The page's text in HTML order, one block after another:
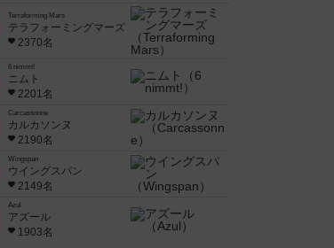
Terraforming Mars
テラフォーミングマーズ
2370名
6 nimmt!
ニムト
2201名
Carcassonne
カルカソンヌ
2190名
Wingspan
ウイングスパン
2149名
Azul
アズール
1903名